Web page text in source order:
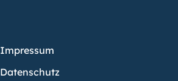
Impressum
Datenschutz